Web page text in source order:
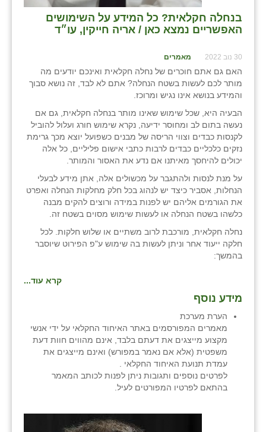
בנחלה חקלאית? כל המידע על השימושים
האפשריים נמצא כאן / אריה חייקין, עו״ד
30 נוב 2022 מאמרים
האם גם אתם חוכרים של נחלה חקלאית ואינכם יודעים מה
מותר לכם לעשות בשטח הנחלה? אתם לא לבד, זה נושא סבוך
והמידע בנושא אינו נגיש ומרוכז.
הבעיה היא, שכל שימוש שאינו מותר בנחלה חקלאית, גם אם
נעשה בתום לב ומחוסר ידיעה, נקרא שימוש חורג ועלול להוביל
לקנסות כבדים וצווי הריסה של מבנים כשפועל יוצא מכך גרימת
נזקים כלכליים כבדים לרבות כתבי אישום פליליים, כל אלה
יכולים להיחסך מאיתנו אם נדע את האסור והמותר.
על מנת לנסות ולהתגבר על מכשולים אלה, אתן מידע לבעלי
הנחלות, אסביר כיצד יש לנהוג בכל חלק מחלקות הנחלה ואפרט
את הגורמים אליהם יש לפנות במידה ורוצים להקים מבנה
כלשהו בשטח הנחלה או לעשות שימוש מסוים בשטח זה.
נחלה חקלאית, מורכבת לרוב משתיים או שלוש חלקות. לכל
חלקה ייעוד אחר וניתן לעשות בה שימוש ע"פ הפירוט שיוסבר
בהמשך:
קרא עוד...
מידע נוסף
הערת מערכת
מאמרים המפורסמים באתר האיחוד החקלאי על ידי אנשי
מקצוע מייצגים את דעתם בלבד, אינם מהווים חוות דעת
משפטית (אלא אם נאמר במפורש) ואינם מייצגים את
עמדת תנועת האיחוד החקלאי .
לפרטים נוספים ותגובות ניתן לפנות לכותב המאמר
בהתאם לפרטיו המפורטים לעיל.